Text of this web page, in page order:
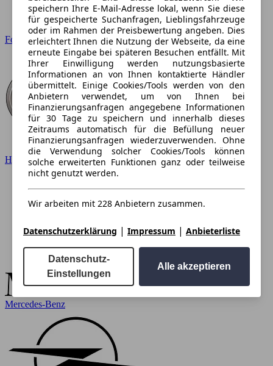
Ford
Hyundai
Mercedes-Benz
speichern Ihre E-Mail-Adresse lokal, wenn Sie diese
für gespeicherte Suchanfragen, Lieblingsfahrzeuge
oder im Rahmen der Preisbewertung angeben. Dies
erleichtert Ihnen die Nutzung der Webseite, da eine
erneute Eingabe bei späteren Besuchen entfällt. Mit
Ihrer Einwilligung werden nutzungsbasierte
Informationen an von Ihnen kontaktierte Händler
übermittelt. Einige Cookies/Tools werden von den
Anbietern verwendet, um von Ihnen bei
Finanzierungsanfragen angegebene Informationen
für 30 Tage zu speichern und innerhalb dieses
Zeitraums automatisch für die Befüllung neuer
Finanzierungsanfragen wiederzuverwenden. Ohne
die Verwendung solcher Cookies/Tools können
solche erweiterten Funktionen ganz oder teilweise
nicht genutzt werden.
Wir arbeiten mit 228 Anbietern zusammen.
Datenschutzerklärung | Impressum | Anbieterliste
Datenschutz-
Einstellungen
Alle akzeptieren